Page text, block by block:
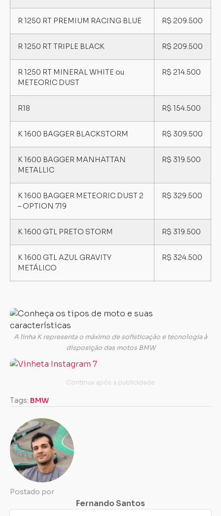
R 1250 RT PREMIUM RACING BLUE R$ 209.500
R 1250 RT TRIPLE BLACK R$ 209.500
R 1250 RT MINERAL WHITE ou
METEORIC DUST
R$ 214.500
R18 R$ 154.500
K 1600 BAGGER BLACKSTORM R$ 309.500
K 1600 BAGGER MANHATTAN
METALLIC
R$ 319.500
K 1600 BAGGER METEORIC DUST 2
– OPTION 719
R$ 329.500
K 1600 GTL PRETO STORM R$ 319.500
K 1600 GTL AZUL GRAVITY
METÁLICO
R$ 324.500
A linha K representa o máximo de sofisticação e tecnologia à
disposição das motos BMW
Tags: BMW
Postado por
Fernando Santos